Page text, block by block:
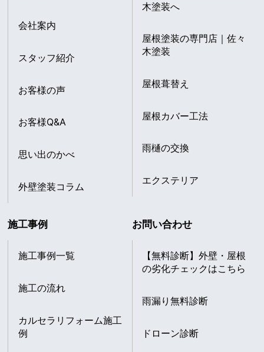
会社案内
スタッフ紹介
お客様の声
お客様Q&A
思い出のかべ
外壁塗装コラム
木塗装へ
屋根塗装の専門店｜佐々
木塗装
屋根葺替え
屋根カバー工法
雨樋の交換
エクステリア
施工事例
施工事例一覧
施工の流れ
カルセラリフォーム施工
例
お問い合わせ
【無料診断】外壁・屋根
の劣化チェックはこちら
雨漏り無料診断
ドローン診断